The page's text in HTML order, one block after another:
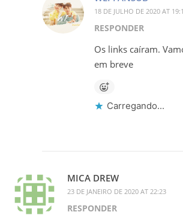
18 DE JULHO DE 2020 AT
RESPONDER
Os links caíram.
em breve
Carregando...
MICA DREW
23 DE JANEIRO DE 2020 AT 22:23
RESPONDER